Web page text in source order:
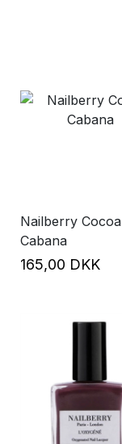
Nailberry Cocoa
Cabana
165,00 DKK